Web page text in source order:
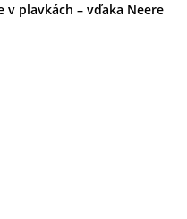
v plavkách – vďaka Neere